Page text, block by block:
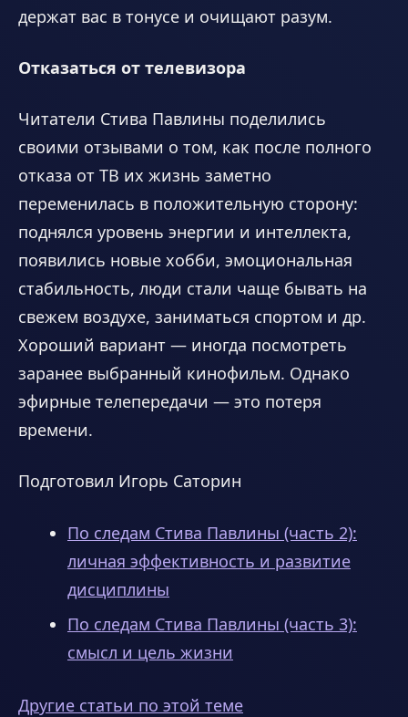
держат вас в тонусе и очищают разум.
Отказаться от телевизора
Читатели Стива Павлины поделились
своими отзывами о том, как после полного
отказа от ТВ их жизнь заметно
переменилась в положительную сторону:
поднялся уровень энергии и интеллекта,
появились новые хобби, эмоциональная
стабильность, люди стали чаще бывать на
свежем воздухе, заниматься спортом и др.
Хороший вариант — иногда посмотреть
заранее выбранный кинофильм. Однако
эфирные телепередачи — это потеря
времени.
Подготовил Игорь Саторин
По следам Стива Павлины (часть 2):
личная эффективность и развитие
дисциплины
По следам Стива Павлины (часть 3):
смысл и цель жизни
Другие статьи по этой теме